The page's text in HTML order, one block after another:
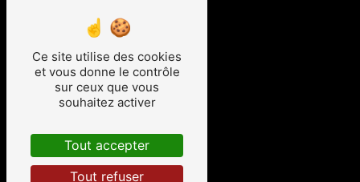
nid d'abeilles
nid de guêpes
nid de frelons
intervention
essaims
Ce site utilise des cookies
et vous donne le contrôle
sur ceux que vous
souhaitez activer
Tout accepter
Tout refuser